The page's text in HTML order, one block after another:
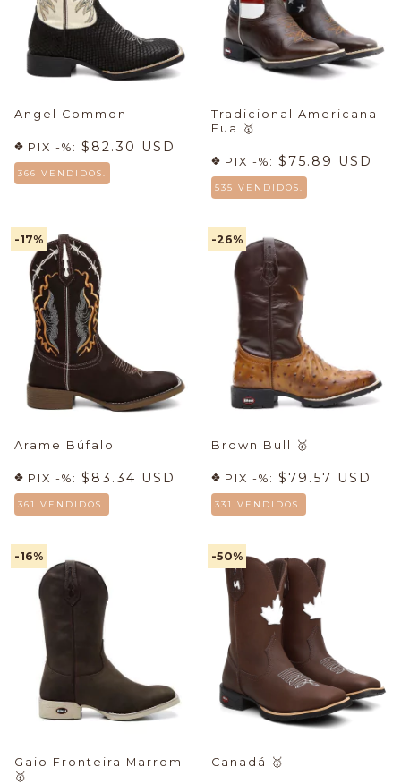
Angel Common
PIX -%: $82.30 USD
366 VENDIDOS.
Tradicional Americana
Eua
🥇
PIX -%: $75.89 USD
535 VENDIDOS.
-17%
Arame Búfalo
PIX -%: $83.34 USD
361 VENDIDOS.
-26%
Brown Bull 🥇
PIX -%: $79.57 USD
331 VENDIDOS.
-16%
Gaio Fronteira Marrom
🥇
-50%
Canadá 🥇